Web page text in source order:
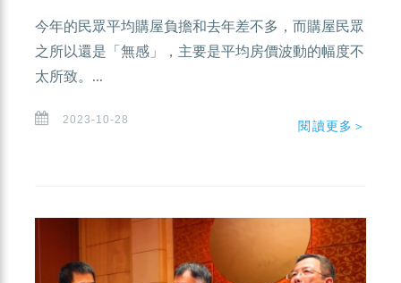
今年的民眾平均購屋負擔和去年差不多，而購屋民眾
之所以還是「無感」，主要是平均房價波動的幅度不
太所致。...
2023-10-28 閱讀更多＞